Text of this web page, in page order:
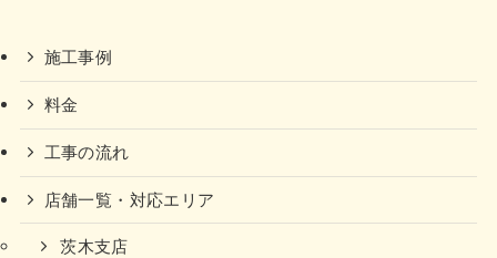
施工事例
料金
工事の流れ
店舗一覧・対応エリア
茨木支店